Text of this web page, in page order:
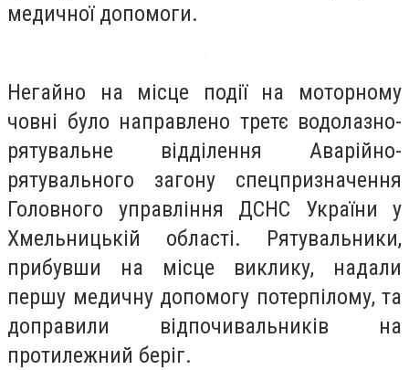
медичної допомоги.
Негайно на місце події на моторному
човні було направлено третє водолазно-
рятувальне відділення Аварійно-
рятувального загону спецпризначення
Головного управління ДСНС України у
Хмельницькій області. Рятувальники,
прибувши на місце виклику, надали
першу медичну допомогу потерпілому, та
доправили відпочивальників на
протилежний беріг.